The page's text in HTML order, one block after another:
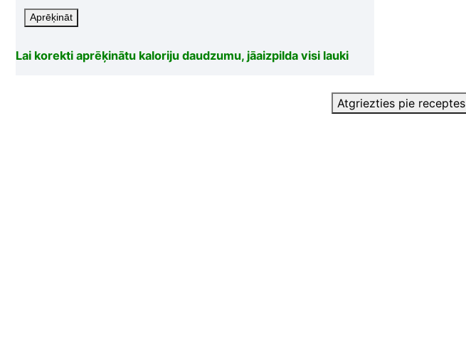
Aprēķināt
Lai korekti aprēķinātu kaloriju daudzumu, jāaizpilda visi lauki
Atgriezties pie receptes